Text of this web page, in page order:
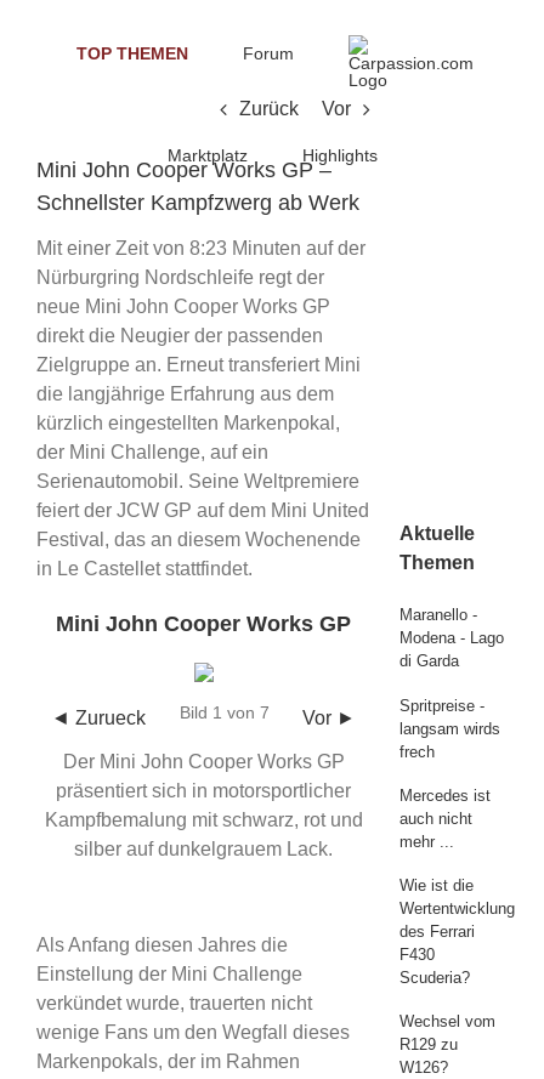
TOP THEMEN Forum
Marktplatz Highlights
Zurück Vor
Mini John Cooper Works GP –
Schnellster Kampfzwerg ab Werk
Mit einer Zeit von 8:23 Minuten auf der
Nürburgring Nordschleife regt der
neue Mini John Cooper Works GP
direkt die Neugier der passenden
Zielgruppe an. Erneut transferiert Mini
die langjährige Erfahrung aus dem
kürzlich eingestellten Markenpokal,
der Mini Challenge, auf ein
Serienautomobil. Seine Weltpremiere
feiert der JCW GP auf dem Mini United
Festival, das an diesem Wochenende
in Le Castellet stattfindet.
Mini John Cooper Works GP
◄ Zurueck Vor ►
Bild 1 von 7
Der Mini John Cooper Works GP
präsentiert sich in motorsportlicher
Kampfbemalung mit schwarz, rot und
silber auf dunkelgrauem Lack.
Als Anfang diesen Jahres die
Einstellung der Mini Challenge
verkündet wurde, trauerten nicht
wenige Fans um den Wegfall dieses
Markenpokals, der im Rahmen
Aktuelle
Themen
Maranello -
Modena - Lago
di Garda
Spritpreise -
langsam wirds
frech
Mercedes ist
auch nicht
mehr ...
Wie ist die
Wertentwicklung
des Ferrari
F430
Scuderia?
Wechsel vom
R129 zu
W126?